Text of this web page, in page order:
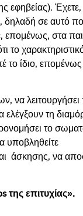
εφηβείας).
δηλαδή σε αυτό
επομένως, στα
το
το ίδιο,
λειτουργήσει
ελέγξουν τη
το
υποβληθείτε
άσκησης, να
επιτυχίας».